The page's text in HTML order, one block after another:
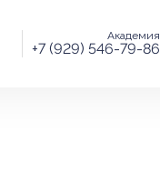
Академия
+7 (929) 546-79-86